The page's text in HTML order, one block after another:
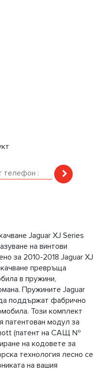
Jaguar XJ Series
на винтови
за 2010-2018 Jaguar XJ
превръща
в пружини,
Пружините Jaguar
поддържат фабрично
Този комплект
патентован модул за
(патент на САЩ №
на кодовете за
технология лесно се
на вашия